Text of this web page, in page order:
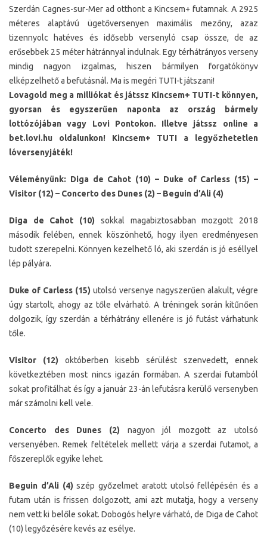
Szerdán Cagnes-sur-Mer ad otthont a Kincsem+ futamnak. A 2925
méteres alaptávú ügetőversenyen maximális mezőny, azaz
tizennyolc hatéves és idősebb versenyló csap össze, de az
erősebbek 25 méter hátránnyal indulnak. Egy térhátrányos verseny
mindig nagyon izgalmas, hiszen bármilyen forgatókönyv
elképzelhető a befutásnál. Ma is megéri TUTI-t játszani!
Lovagold meg a milliókat és játssz Kincsem+ TUTI-t könnyen,
gyorsan és egyszerűen naponta az ország bármely
lottózójában vagy Lovi Pontokon. Illetve játssz online a
bet.lovi.hu oldalunkon! Kincsem+ TUTI a legyőzhetetlen
lóversenyjáték!
Véleményünk: Diga de Cahot (10) – Duke of Carless (15) –
Visitor (12) – Concerto des Dunes (2) – Beguin d’Ali (4)
Diga de Cahot (10) sokkal magabiztosabban mozgott 2018
második felében, ennek köszönhető, hogy ilyen eredményesen
tudott szerepelni. Könnyen kezelhető ló, aki szerdán is jó eséllyel
lép pályára.
Duke of Carless (15) utolsó versenye nagyszerűen alakult, végre
úgy startolt, ahogy az tőle elvárható. A tréningek során kitűnően
dolgozik, így szerdán a térhátrány ellenére is jó futást várhatunk
tőle.
Visitor (12) októberben kisebb sérülést szenvedett, ennek
következtében most nincs igazán formában. A szerdai futamból
sokat profitálhat és így a január 23-án lefutásra kerülő versenyben
már számolni kell vele.
Concerto des Dunes (2) nagyon jól mozgott az utolsó
versenyében. Remek feltételek mellett várja a szerdai futamot, a
főszereplők egyike lehet.
Beguin d’Ali (4) szép győzelmet aratott utolsó fellépésén és a
futam után is frissen dolgozott, ami azt mutatja, hogy a verseny
nem vett ki belőle sokat. Dobogós helyre várható, de Diga de Cahot
(10) legyőzésére kevés az esélye.